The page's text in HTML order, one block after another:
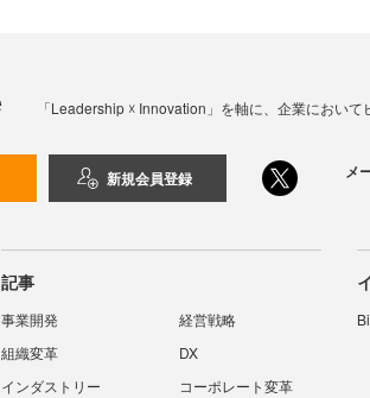
「Leadership ☓ Innovation」を軸に、企業におい
新規会員登録
記事
事業開発
経営戦略
組織変革
DX
インダストリー
コーポレート変革